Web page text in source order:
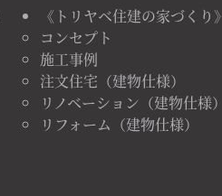
《トリヤベ住建の家づくり》
コンセプト
施工事例
注文住宅（建物仕様）
リノベーション（建物仕様）
リフォーム（建物仕様）